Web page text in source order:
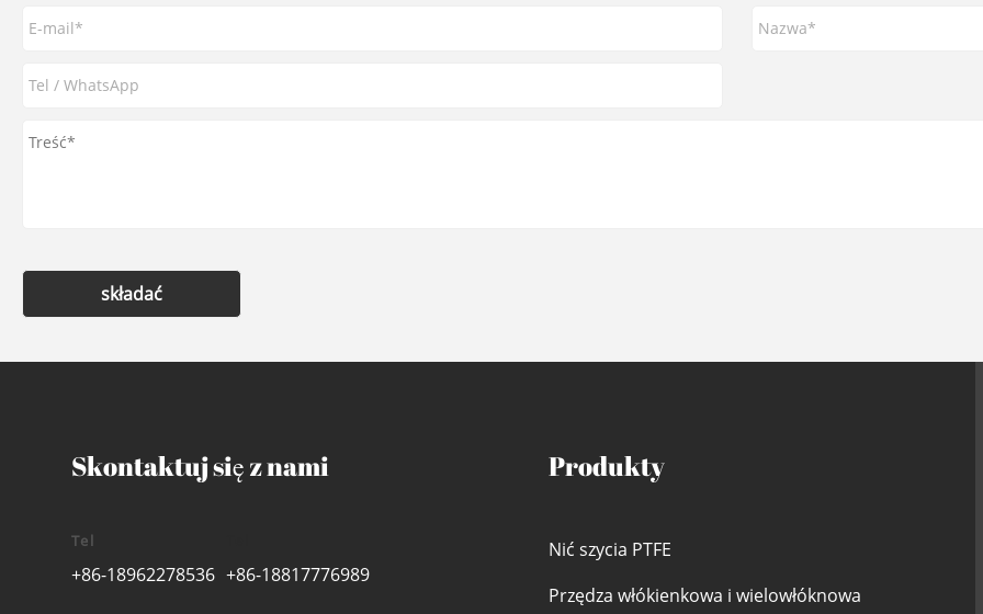
składać
Skontaktuj się z nami
Tel
+86-18962278536 +86-18817776989
Produkty
Nić szycia PTFE
Przędza włókienkowa i wielowłóknowa